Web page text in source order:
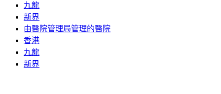
九龍
新界
由醫院管理局管理的醫院
香港
九龍
新界